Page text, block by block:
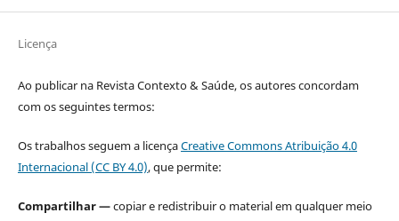
Licença
Ao publicar na Revista Contexto & Saúde, os autores concordam
com os seguintes termos:
Os trabalhos seguem a licençaCreative Commons Atribuição 4.0
Internacional (CC BY 4.0), que permite:
Compartilhar —copiar e redistribuir o material em qualquer meio